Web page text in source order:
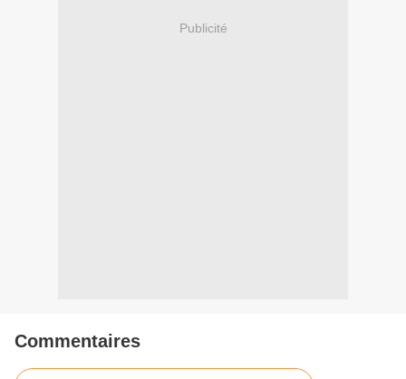
Publicité
Commentaires